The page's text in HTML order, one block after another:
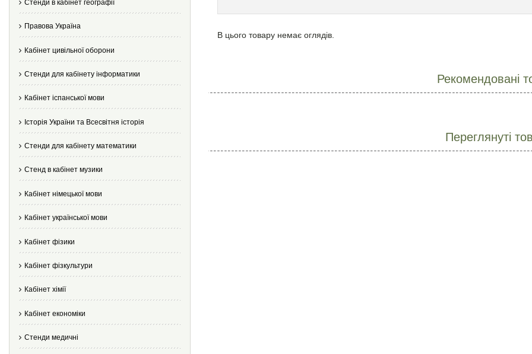
Стенди в кабінет географії
Правова Україна
Кабінет цивільної оборони
Стенди для кабінету інформатики
Кабінет іспанської мови
Історія України та Всесвітня історія
Стенди для кабінету математики
Стенд в кабінет музики
Кабінет німецької мови
Кабінет української мови
Кабінет фізики
Кабінет фізкультури
Кабінет хімії
Кабінет економіки
Стенди медичні
В цього товару немає оглядів.
Рекомендовані
Переглянуті